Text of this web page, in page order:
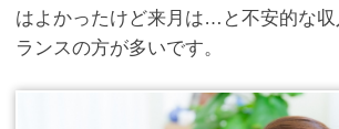
はよかったけど来月は…と不安的な
ランスの方が多いです。